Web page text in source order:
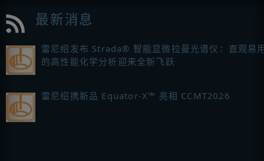
最新消息
雷尼绍发布 Strada® 智能显微拉曼光谱仪：直观易
的高性能化学分析迎来全新飞跃
雷尼绍携新品 Equator-X™ 亮相 CCMT2026